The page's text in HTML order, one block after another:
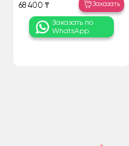
68 400 ₸ Заказать
Заказать по
WhatsApp